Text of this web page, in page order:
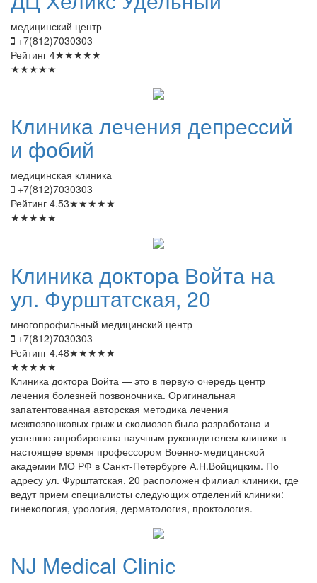
медицинский центр
+7(812)7030303
Рейтинг 4★★★★★
★★★★★
Клиникалечения депрессий
и фобий
медицинская клиника
+7(812)7030303
Рейтинг 4.53★★★★★
★★★★★
Клиникадоктора Войта на
ул. Фурштатская, 20
многопрофильный медицинский центр
+7(812)7030303
Рейтинг 4.48★★★★★
★★★★★
Клиника доктора Войта — это в первую очередь центр
лечения болезней позвоночника. Оригинальная
запатентованная авторская методика лечения
межпозвонковых грыж и сколиозов была разработана и
успешно апробирована научным руководителем клиники в
настоящее время профессором Военно-медицинской
академии МО РФ в Санкт-Петербурге А.Н.Войцицким. По
адресу ул. Фурштатская, 20 расположен филиал клиники, где
ведут прием специалисты следующих отделений клиники:
гинекология, урология, дерматология, проктология.
NJ Medical Clinic